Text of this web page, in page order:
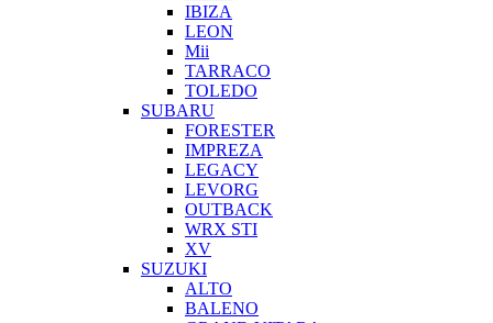
IBIZA
LEON
Mii
TARRACO
TOLEDO
SUBARU
FORESTER
IMPREZA
LEGACY
LEVORG
OUTBACK
WRX STI
XV
SUZUKI
ALTO
BALENO